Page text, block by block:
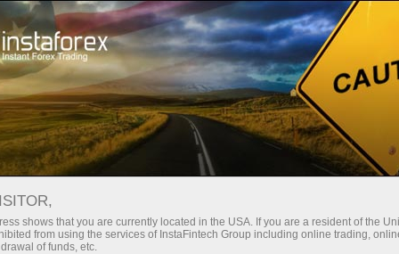
通过InstaForex获得真正竞争力的机
最低
每笔存款
shows that you are currently located in the USA. If you are a resident of the
from using the services of InstaFintech Group including online trading,
of funds, etc.